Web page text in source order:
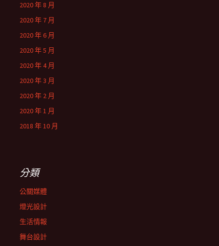
2020 年 8 月
2020 年 7 月
2020 年 6 月
2020 年 5 月
2020 年 4 月
2020 年 3 月
2020 年 2 月
2020 年 1 月
2018 年 10 月
分類
公關媒體
燈光設計
生活情報
舞台設計